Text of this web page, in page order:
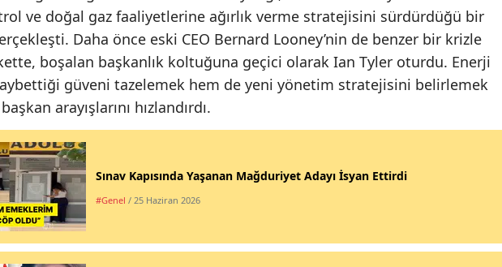
ve doğal gaz faaliyetlerine ağırlık verme stratejisini sürdürdüğü bir
Daha önce eski CEO Bernard Looney’nin de benzer bir krizle
boşalan başkanlık koltuğuna geçici olarak Ian Tyler oturdu. Enerji
güveni tazelemek hem de yeni yönetim stratejisini belirlemek
arayışlarını hızlandırdı.
Sınav Kapısında Yaşanan Mağduriyet Adayı İsyan Ettirdi
#Genel / 25 Haziran 2026